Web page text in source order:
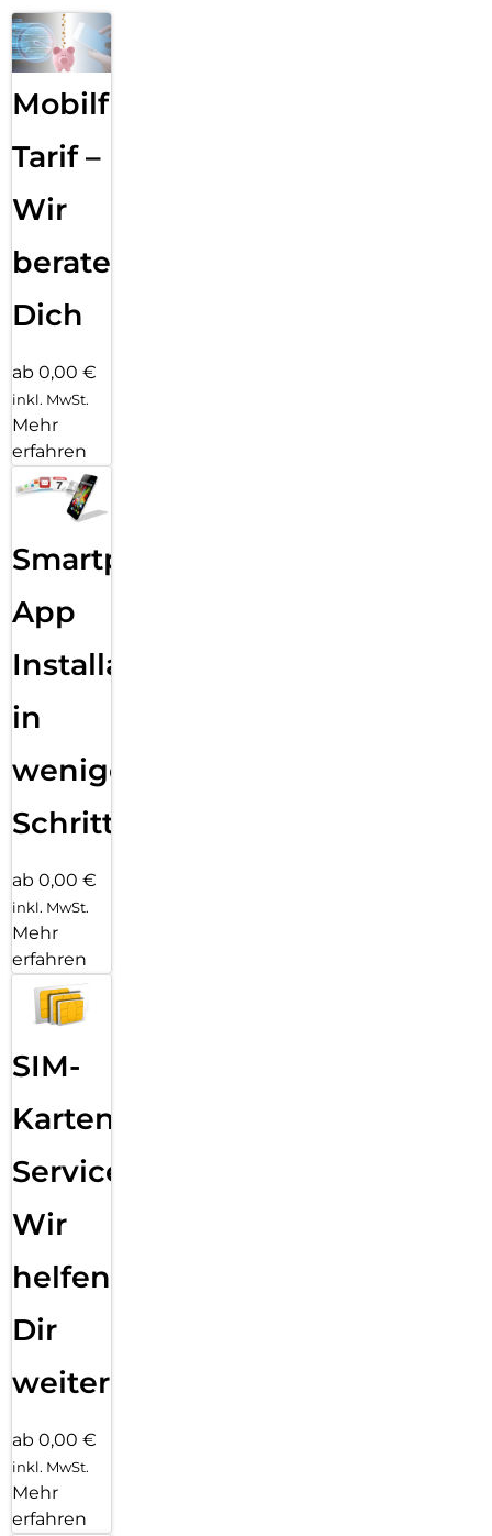
Mobilfunk
Tarif –
Wir
beraten
Dich
ab 0,00 €
inkl. MwSt.
Mehr
erfahren
Smartphone
App
Installation
in
wenigen
Schritten
ab 0,00 €
inkl. MwSt.
Mehr
erfahren
SIM-
Karten
Service:
Wir
helfen
Dir
weiter
ab 0,00 €
inkl. MwSt.
Mehr
erfahren